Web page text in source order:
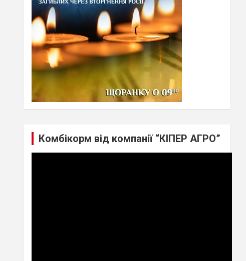
Комбікорм від компанії “КІПЕР АГРО”